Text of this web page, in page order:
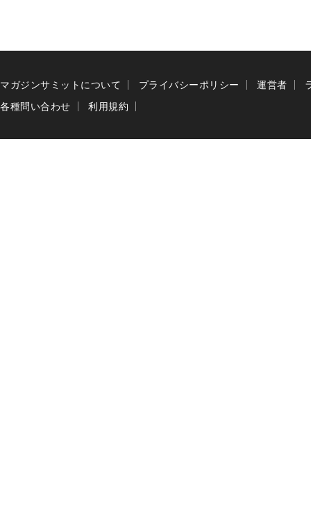
マガジンサミットについて プライバシーポリシー 運営者
各種問い合わせ
利用規約